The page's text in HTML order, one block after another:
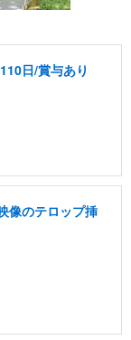
日/賞与あり
像のテロップ挿